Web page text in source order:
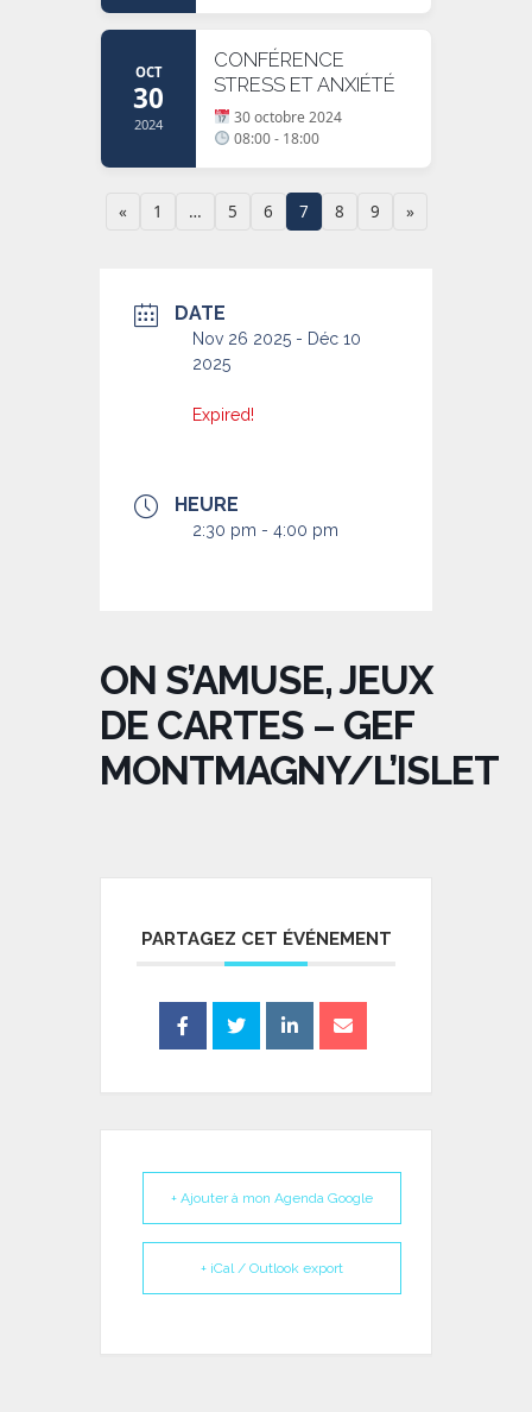
OCT
30
2024
CONFÉRENCE
STRESS ET ANXIÉTÉ
30 octobre 2024
08:00 - 18:00
« 1 … 5 6 7 8 9 »
DATE
Nov 26 2025 - Déc 10
2025
Expired!
HEURE
2:30 pm - 4:00 pm
ON S’AMUSE, JEUX
DE CARTES – GEF
MONTMAGNY/L’ISLET
PARTAGEZ CET ÉVÉNEMENT
+ Ajouter à mon Agenda Google
+ iCal / Outlook export